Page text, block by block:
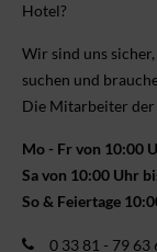
Hotel?
Wir sind uns
suchen und
Die Mitarbeiter der
Mo - Fr von 10:00
Sa von 10:00 Uhr
So & Feiertage
0 33 81 - 79 63